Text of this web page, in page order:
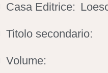
Casa Editrice:
Titolo secondario:
Volume: